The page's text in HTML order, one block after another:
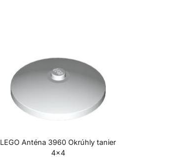
LEGO Anténa 3960 Okrúhly tanier
4×4